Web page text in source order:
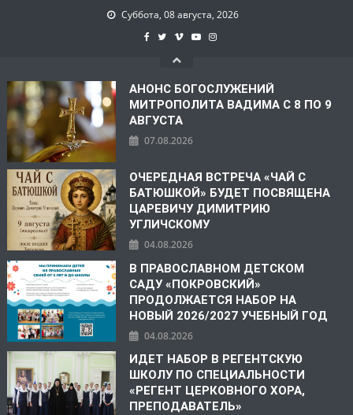
Суббота, 08 августа, 2026
АНОНС БОГОСЛУЖЕНИЙ
МИТРОПОЛИТА ВАДИМА С 8 ПО 9
АВГУСТА
07.08.2026
ОЧЕРЕДНАЯ ВСТРЕЧА «ЧАЙ С
БАТЮШКОЙ» БУДЕТ ПОСВЯЩЕНА
ЦАРЕВИЧУ ДИМИТРИЮ
УГЛИЧСКОМУ
04.08.2026
В ПРАВОСЛАВНОМ ДЕТСКОМ
САДУ «ПОКРОВСКИЙ»
ПРОДОЛЖАЕТСЯ НАБОР НА
НОВЫЙ 2026/2027 УЧЕБНЫЙ ГОД
04.08.2026
ИДЕТ НАБОР В РЕГЕНТСКУЮ
ШКОЛУ ПО СПЕЦИАЛЬНОСТИ
«РЕГЕНТ ЦЕРКОВНОГО ХОРА,
ПРЕПОДАВАТЕЛЬ»